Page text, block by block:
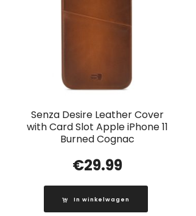
Senza Desire Leather Cover
with Card Slot Apple iPhone 11
Burned Cognac
€29.99
In winkelwagen